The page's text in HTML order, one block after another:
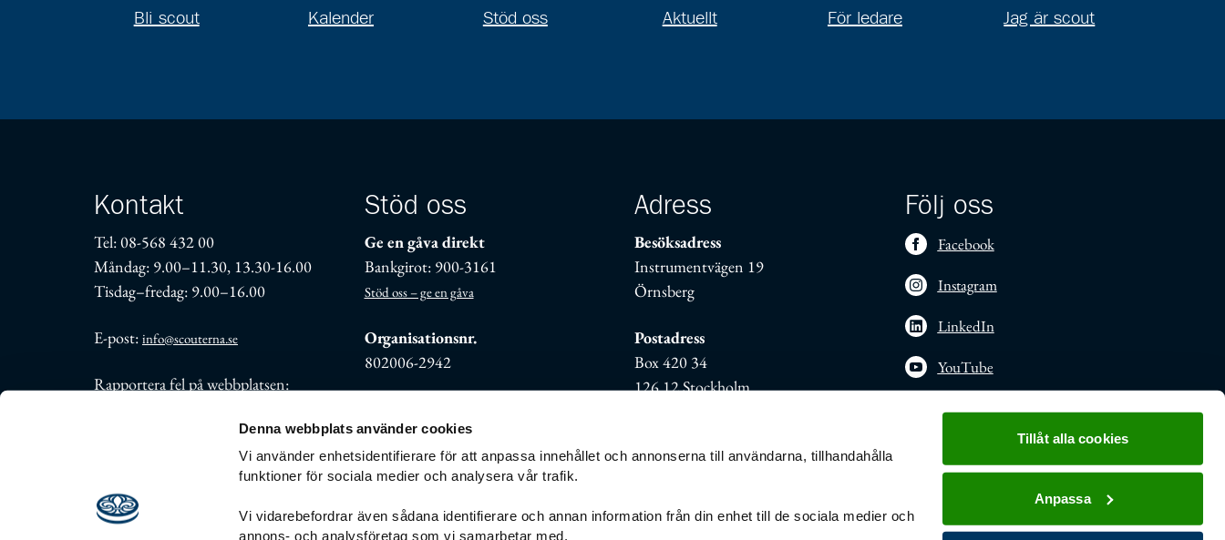
Denna webbplats använder cookies
Vi använder enhetsidentifierare för att anpassa innehållet och annonserna till användarna, tillhandahålla
funktioner för sociala medier och analysera vår trafik.
Vi vidarebefordrar även sådana identifierare och annan information från din enhet till de sociala medier och
annons- och analysföretag som vi samarbetar med.
Tillåt alla cookies
Anpassa
Bli scout Kalender Stöd oss Aktuellt För ledare Jag är scout
Kontakt
Tel: 08-568 432 00
Måndag: 9.00–11.30, 13.30-16.00
Tisdag–fredag: 9.00–16.00
E-post: info@scouterna.se
Rapportera fel på webbplatsen:
Stöd oss
Ge en gåva direkt
Bankgirot: 900-3161
Stöd oss – ge en gåva
Organisationsnr.
802006-2942
Adress
Besöksadress
Instrumentvägen 19
Örnsberg
Postadress
Box 420 34
126 12 Stockholm
Följ oss
Facebook
Instagram
LinkedIn
YouTube